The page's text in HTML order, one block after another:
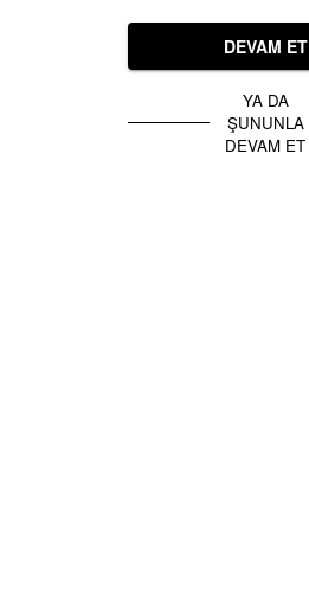
DEVAM ET
YA DA
ŞUNUNLA
DEVAM ET